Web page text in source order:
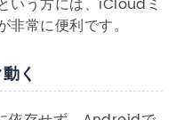
常に便利です。
く